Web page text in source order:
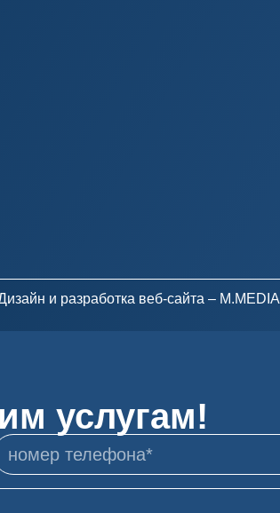
и разработка веб-сайта – M.MEDIA
услугам!